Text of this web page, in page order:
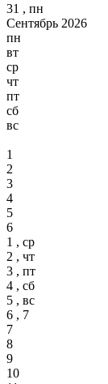
31 , пн
Сентябрь 2026
пн
вт
ср
чт
пт
сб
вс
1
2
3
4
5
6
1 , ср
2 , чт
3 , пт
4 , сб
5 , вс
6 , 7
7
8
9
10